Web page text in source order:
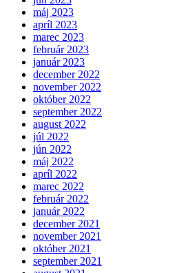
máj 2023
apríl 2023
marec 2023
február 2023
január 2023
december 2022
november 2022
október 2022
september 2022
august 2022
júl 2022
jún 2022
máj 2022
apríl 2022
marec 2022
február 2022
január 2022
december 2021
november 2021
október 2021
september 2021